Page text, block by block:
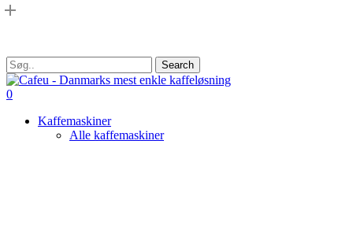
Skip
content
Search
Close
Search
search
0
Kaffemaskiner
Alle kaffemaskiner